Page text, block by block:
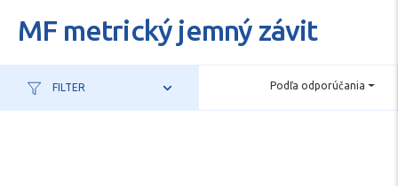
MF metrický jemný závit
FILTER Podľa odporúčania